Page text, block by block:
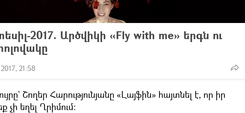
2017. Արծվիկի «Fly with me» երգն ու
21:58
Շողեր Հարությունյանը «Լայֆին» հայտնել է, որ իր
չի եղել Ղրիմում։